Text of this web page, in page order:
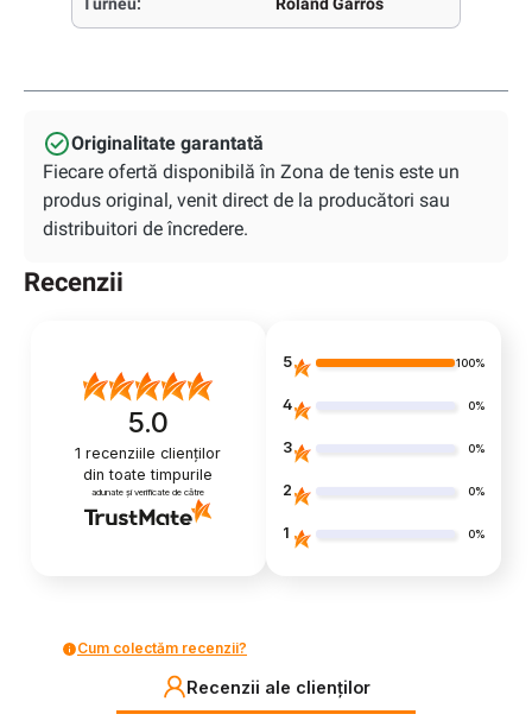
Originalitate garantată
Fiecare ofertă disponibilă în Zona de tenis este un
produs original, venit direct de la producători sau
distribuitori de încredere.
Recenzii
5.0
1 recenziile clienților
din toate timpurile
adunate și verificate de către
5 100%
4 0%
3 0%
2 0%
1 0%
Cum colectăm recenzii?
Recenzii ale clienților